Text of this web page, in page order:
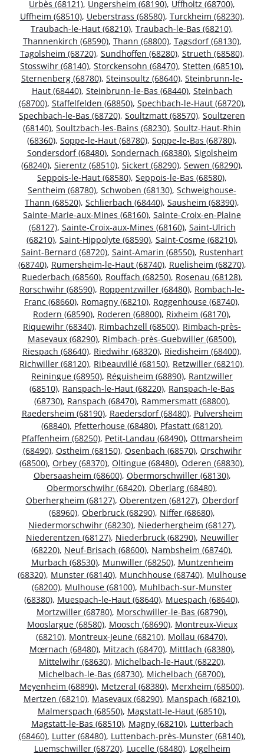
Urbès (68121), Ungersheim (68190), Uffholtz (68700),
Uffheim (68510), Ueberstrass (68580), Turckheim (68230),
Traubach-le-Haut (68210), Traubach-le-Bas (68210),
Thannenkirch (68590), Thann (68800), Tagsdorf (68130),
Tagolsheim (68720), Sundhoffen (68280), Strueth (68580),
Stosswihr (68140), Storckensohn (68470), Stetten (68510),
Sternenberg (68780), Steinsoultz (68640), Steinbrunn-le-
Haut (68440), Steinbrunn-le-Bas (68440), Steinbach
(68700), Staffelfelden (68850), Spechbach-le-Haut (68720),
Spechbach-le-Bas (68720), Soultzmatt (68570), Soultzeren
(68140), Soultzbach-les-Bains (68230), Soultz-Haut-Rhin
(68360), Soppe-le-Haut (68780), Soppe-le-Bas (68780),
Sondersdorf (68480), Sondernach (68380), Sigolsheim
(68240), Sierentz (68510), Sickert (68290), Sewen (68290),
Seppois-le-Haut (68580), Seppois-le-Bas (68580),
Sentheim (68780), Schwoben (68130), Schweighouse-
Thann (68520), Schlierbach (68440), Sausheim (68390),
Sainte-Marie-aux-Mines (68160), Sainte-Croix-en-Plaine
(68127), Sainte-Croix-aux-Mines (68160), Saint-Ulrich
(68210), Saint-Hippolyte (68590), Saint-Cosme (68210),
Saint-Bernard (68720), Saint-Amarin (68550), Rustenhart
(68740), Rumersheim-le-Haut (68740), Ruelisheim (68270),
Ruederbach (68560), Rouffach (68250), Rosenau (68128),
Rorschwihr (68590), Roppentzwiller (68480), Rombach-le-
Franc (68660), Romagny (68210), Roggenhouse (68740),
Rodern (68590), Roderen (68800), Rixheim (68170),
Riquewihr (68340), Rimbachzell (68500), Rimbach-près-
Masevaux (68290), Rimbach-près-Guebwiller (68500),
Riespach (68640), Riedwihr (68320), Riedisheim (68400),
Richwiller (68120), Ribeauvillé (68150), Retzwiller (68210),
Reiningue (68950), Réguisheim (68890), Rantzwiller
(68510), Ranspach-le-Haut (68220), Ranspach-le-Bas
(68730), Ranspach (68470), Rammersmatt (68800),
Raedersheim (68190), Raedersdorf (68480), Pulversheim
(68840), Pfetterhouse (68480), Pfastatt (68120),
Pfaffenheim (68250), Petit-Landau (68490), Ottmarsheim
(68490), Ostheim (68150), Osenbach (68570), Orschwihr
(68500), Orbey (68370), Oltingue (68480), Oderen (68830),
Obersaasheim (68600), Obermorschwiller (68130),
Obermorschwihr (68420), Oberlarg (68480),
Oberhergheim (68127), Oberentzen (68127), Oberdorf
(68960), Oberbruck (68290), Niffer (68680),
Niedermorschwihr (68230), Niederhergheim (68127),
Niederentzen (68127), Niederbruck (68290), Neuwiller
(68220), Neuf-Brisach (68600), Nambsheim (68740),
Murbach (68530), Munwiller (68250), Muntzenheim
(68320), Munster (68140), Munchhouse (68740), Mulhouse
(68200), Mulhouse (68100), Muhlbach-sur-Munster
(68380), Muespach-le-Haut (68640), Muespach (68640),
Mortzwiller (68780), Morschwiller-le-Bas (68790),
Mooslargue (68580), Moosch (68690), Montreux-Vieux
(68210), Montreux-Jeune (68210), Mollau (68470),
Mœrnach (68480), Mitzach (68470), Mittlach (68380),
Mittelwihr (68630), Michelbach-le-Haut (68220),
Michelbach-le-Bas (68730), Michelbach (68700),
Meyenheim (68890), Metzeral (68380), Merxheim (68500),
Mertzen (68210), Masevaux (68290), Manspach (68210),
Malmerspach (68550), Magstatt-le-Haut (68510),
Magstatt-le-Bas (68510), Magny (68210), Lutterbach
(68460), Lutter (68480), Luttenbach-près-Munster (68140),
Luemschwiller (68720), Lucelle (68480), Logelheim